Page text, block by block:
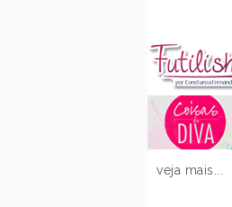
veja mais...